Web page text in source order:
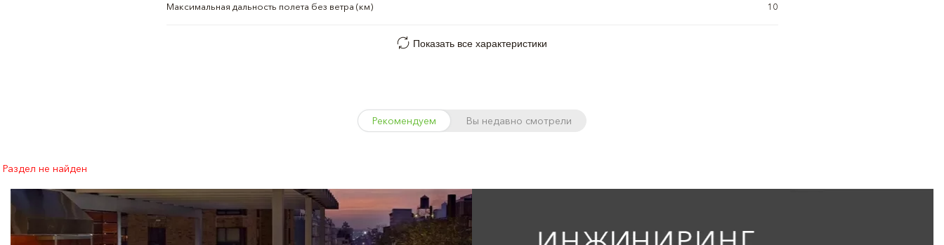
Максимальная дальность полета без ветра (км) 10
Показать все характеристики
Рекомендуем Вы недавно смотрели
Раздел не найден